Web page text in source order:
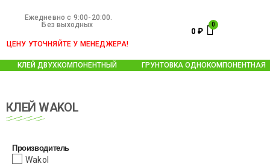
Ежедневно c 9:00-20:00.
Без выходных
ЦЕНУ УТОЧНЯЙТЕ У МЕНЕДЖЕРА!
0 ₽
КЛЕЙ ДВУХКОМПОНЕНТНЫЙ ГРУНТОВКА ОДНОКОМПОНЕНТНАЯ
КЛЕЙ WAKOL
Производитель
Wakol